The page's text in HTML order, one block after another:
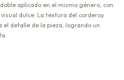
aplicado en el mismo género, con
dulce. La textura del corderoy
el detalle de la pieza, logrando un